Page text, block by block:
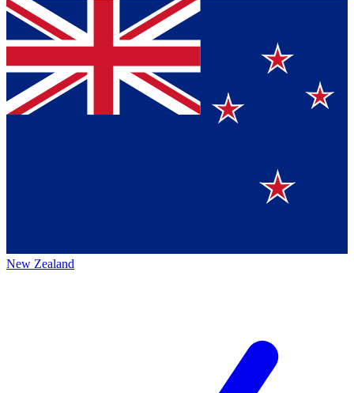
New Zealand